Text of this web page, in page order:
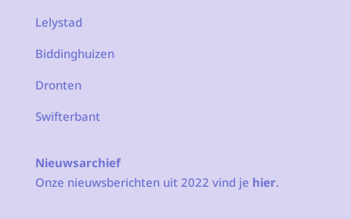
Lelystad
Biddinghuizen
Dronten
Swifterbant
Nieuwsarchief
Onze nieuwsberichten uit 2022 vind je hier.